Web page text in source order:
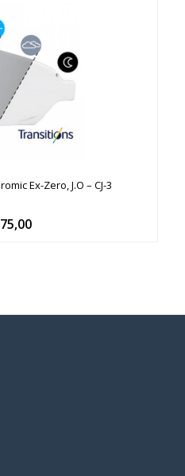
Ex-Zero, J.O – CJ-3